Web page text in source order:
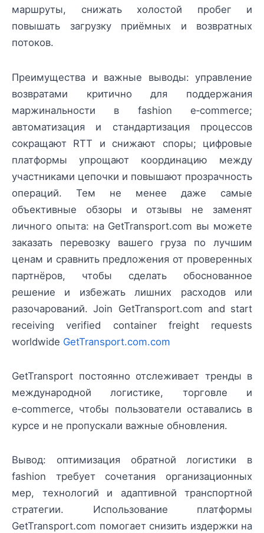
маршруты, снижать холостой пробег и
повышать загрузку приёмных и возвратных
потоков.
Преимущества и важные выводы: управление
возвратами критично для поддержания
маржинальности в fashion e‑commerce;
автоматизация и стандартизация процессов
сокращают RTT и снижают споры; цифровые
платформы упрощают координацию между
участниками цепочки и повышают прозрачность
операций. Тем не менее даже самые
объективные обзоры и отзывы не заменят
личного опыта: на GetTransport.com вы можете
заказать перевозку вашего груза по лучшим
ценам и сравнить предложения от проверенных
партнёров, чтобы сделать обоснованное
решение и избежать лишних расходов или
разочарований. Join GetTransport.com and start
receiving verified container freight requests
worldwide GetTransport.com.com
GetTransport постоянно отслеживает тренды в
международной логистике, торговле и
e‑commerce, чтобы пользователи оставались в
курсе и не пропускали важные обновления.
Вывод: оптимизация обратной логистики в
fashion требует сочетания организационных
мер, технологий и адаптивной транспортной
стратегии. Использование платформы
GetTransport.com помогает снизить издержки на